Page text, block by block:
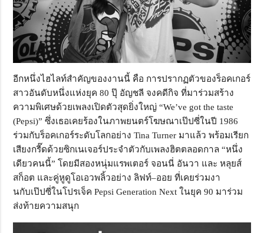
อีกหนึ่งไฮไลท์สำคัญของงานนี้ คือ การปรากฏตัวของร็อคเกอร์
สาวอันดับหนึ่งแห่งยุค 80 ปุ๊ อัญชลี จงคดีกิจ ที่มาร่วมสร้าง
ความพิเศษด้วยเพลงเปิดตัวสุดยิ่งใหญ่ “We’ve got the taste
(Pepsi)” ซึ่งเธอเคยร้องในภาพยนตร์โฆษณาเป๊ปซี่ในปี 1986
ร่วมกับร็อคเกอร์ระดับโลกอย่าง Tina Turner มาแล้ว พร้อมเรียก
เสียงกรี๊ดด้วยซิกเนเจอร์ประจำตัวกับเพลงฮิตตลอดกาล “หนึ่ง
เดียวคนนี้” โดยมีสองหนุ่มแรพเตอร์ จอนนี่ อันวา และ หลุยส์
สก็อต และคู่หูดูโอเอวพลิ้วอย่าง ลิฟท์–ออย ที่เคยร่วมงา
นกับเป๊ปซี่ในโปรเจ็ค Pepsi Generation Next ในยุค 90 มาร่วม
ส่งท้ายความสนุก